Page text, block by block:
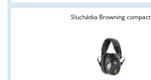
Sluchátka Browning compact